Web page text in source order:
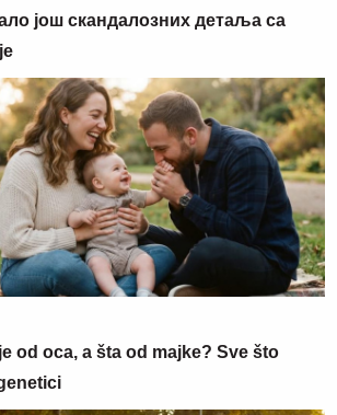
још скандалозних детаља са
od oca, a šta od majke? Sve što